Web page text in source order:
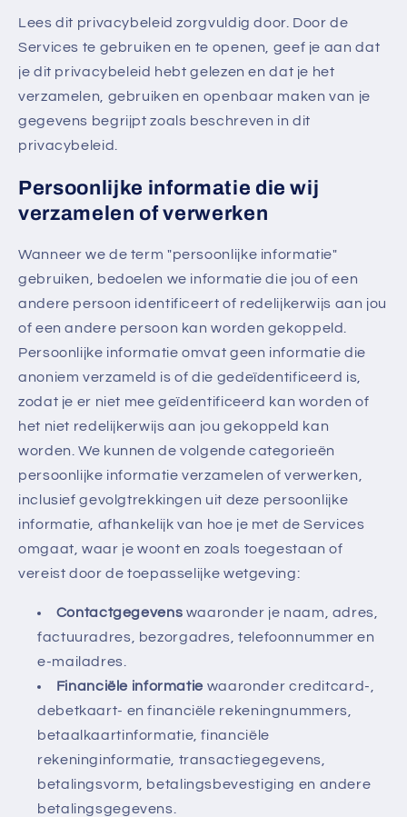
Lees dit privacybeleid zorgvuldig door. Door de
Services te gebruiken en te openen, geef je aan dat
je dit privacybeleid hebt gelezen en dat je het
verzamelen, gebruiken en openbaar maken van je
gegevens begrijpt zoals beschreven in dit
privacybeleid.
Persoonlijke informatie die wij
verzamelen of verwerken
Wanneer we de term "persoonlijke informatie"
gebruiken, bedoelen we informatie die jou of een
andere persoon identificeert of redelijkerwijs aan jou
of een andere persoon kan worden gekoppeld.
Persoonlijke informatie omvat geen informatie die
anoniem verzameld is of die gedeïdentificeerd is,
zodat je er niet mee geïdentificeerd kan worden of
het niet redelijkerwijs aan jou gekoppeld kan
worden. We kunnen de volgende categorieën
persoonlijke informatie verzamelen of verwerken,
inclusief gevolgtrekkingen uit deze persoonlijke
informatie, afhankelijk van hoe je met de Services
omgaat, waar je woont en zoals toegestaan of
vereist door de toepasselijke wetgeving:
Contactgegevens waaronder je naam, adres,
factuuradres, bezorgadres, telefoonnummer en
e-mailadres.
Financiële informatie waaronder creditcard-,
debetkaart- en financiële rekeningnummers,
betaalkaartinformatie, financiële
rekeninginformatie, transactiegegevens,
betalingsvorm, betalingsbevestiging en andere
betalingsgegevens.